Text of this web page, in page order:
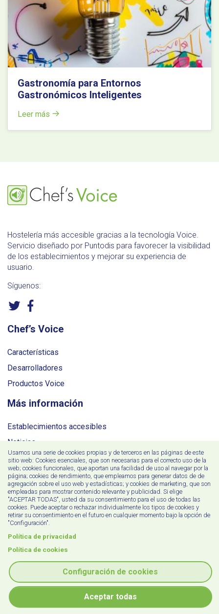
Gastronomía para Entornos
Gastronómicos Inteligentes
Leer más
Hostelería más accesible gracias a la tecnología Voice.
Servicio diseñado por Puntodis para favorecer la visibilidad
de los establecimientos y mejorar su experiencia de
usuario.
Síguenos:
Chef’s Voice
Características
Desarrolladores
Productos Voice
Más información
Establecimientos accesibles
Noticias
Precios
Contacto
Igeltzera Kalea, 1
48610 Urduliz, Bizkaia, España
+34 946 766 959
comercial@chefs-voice.com
Usamos una serie de cookies propias y de terceros en las páginas de este
sitio web: Cookies esenciales, que son necesarias para el correcto uso de la
web; cookies funcionales, que aportan una facilidad de uso al navegar por la
página; cookies de rendimiento, que empleamos para generar datos de de
agregación sobre el uso web y estadísticas; y cookies de marketing, que son
empleadas para mostrar contenido relevante y publicidad. Si elige
"ACEPTAR TODAS", usted da su consentimiento para el uso de todas las
cookies. Puede aceptar o rechazar individualmente los tipos de cookies y
retirar su consentimiento en el futuro en cualquier momento bajo la opción de
"Configuración".
Política de privacidad
Política de cookies
Configuración de cookies
Aceptar todas
Copyright © 2026 Puntodis S.L.